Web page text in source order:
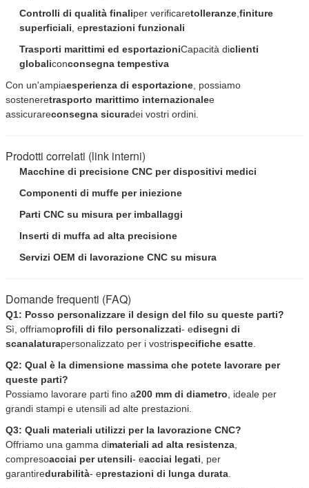
Controlli di qualità finaliper verificaretolleranze finiture
superficiali , eprestazioni funzionali
Trasporti marittimi ed esportazioniCapacità diclienti
globaliconconsegna tempestiva
Con un'ampiaesperienza di esportazione , possiamo
sosteneretrasporto marittimo internazionalee
assicurareconsegna sicuradei vostri ordini.
Prodotti correlati (link interni)
Macchine di precisione CNC per dispositivi medici
Componenti di muffe per iniezione
Parti CNC su misura per imballaggi
Inserti di muffa ad alta precisione
Servizi OEM di lavorazione CNC su misura
Domande frequenti (FAQ)
Q1: Posso personalizzare il design del filo su queste parti?
Sì, offriamoprofili di filo personalizzati- edisegni di
scanalaturapersonalizzato per i vostrispecifiche esatte
Q2: Qual è la dimensione massima che potete lavorare per
queste parti?
Possiamo lavorare parti fino a200 mm di diametro , ideale per
grandi stampi e utensili ad alte prestazioni.
Q3: Quali materiali utilizzi per la lavorazione CNC?
Offriamo una gamma dimateriali ad alta resistenza
compresoacciai per utensili- eacciai legati , per
garantiredurabilità- eprestazioni di lunga durata